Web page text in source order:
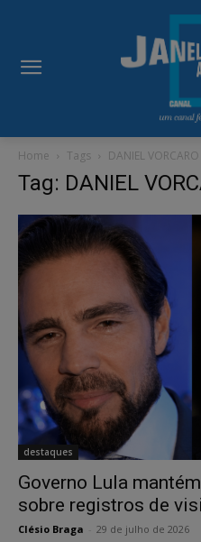
Home Tags DANIEL VORCARO
Tag: DANIEL
destaques
Governo Lula
sobre registros de
Clésio Braga 29 de julho de 2026